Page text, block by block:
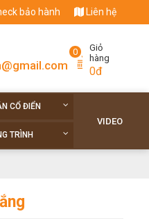
bảo hành Liên hệ
0
Giỏ
hàng
0đ
CỔ ĐIỂN
TRÌNH
VIDEO